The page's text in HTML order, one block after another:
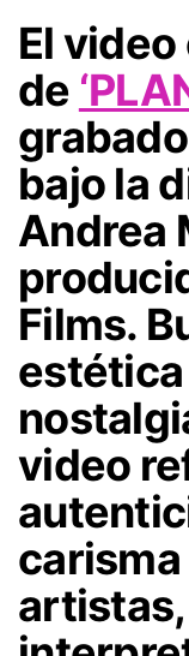
El
de
bajo la
Andrea
Films.
estética
video